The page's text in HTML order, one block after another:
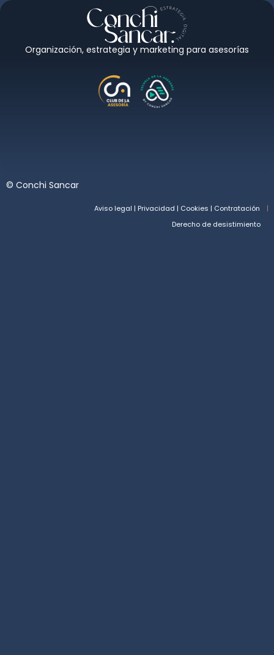
Organización, estrategia y marketing para asesorías
© Conchi Sancar
Aviso legal | Privacidad | Cookies | Contratación
Derecho de desistimiento